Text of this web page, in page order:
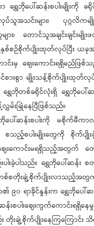
ရွှေဘိုပေါ်ဆန်းစပါးမျိုးကို ခ
သူအသင်းများ၊ ပုဂ္ဂလိကမျို
ျား၊ တောင်သူအချင်းချင်း
နှစ်စဉ်စိုက်ပျိုးထုတ်လုပ်ပြီး ယခု
ာင်းမှ ဈေးကောင်းရရှိမည်ဖ
စားစွာ မျိုးသန့်စိုက်ပျိုးထုတ်
င့် ရွှေဘိုတစ်ခရိုင်လုံးရှိ ရွှေဘိုပေ
မ်းခြုံနေပြီဖြစ်သည်။
ါ်ဆန်းစပါးကို မစိုက်မီကာလ
စသည့်စပါးမျိုးတွေကို စိုက်ပျို
းကောင်းမရရှိသည့်အတွက် တေ
ါးခဲ့ပါသည်။ ရွှေဘိုပေါ်ဆန်း စ
းချဲ့စိုက်ပျိုးလာသည့်အ
၀ ရာခိုင်နှုန်းက ရွှေဘိုပေါ်ဆန်
းစပါးဈေးကွက်ကောင်းရရှိနေ
တိုးချဲ့စိုက်ပျိုးနေကြကြောင်း